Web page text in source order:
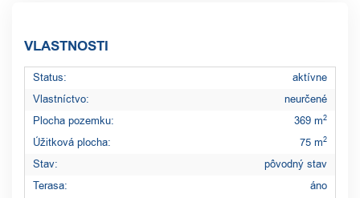
VLASTNOSTI
Status:
aktívne
Vlastníctvo:
neurčené
Plocha pozemku:
369 m2
Úžitková plocha: 75 m2
Stav:
pôvodný stav
Terasa:
áno